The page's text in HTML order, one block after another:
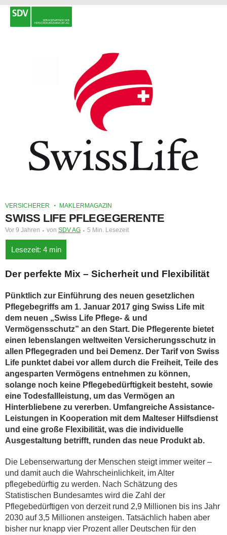
VERSICHERER MAKLERMAGAZIN
SWISS LIFE PFLEGEGERENTE
Vor 9 Jahren von SDV AG 5 Min. Lesezeit
Der perfekte Mix – Sicherheit und Flexibilität
Pünktlich zur Einführung des neuen gesetzlichen
Pflegebegriffs am 1. Januar 2017 ging Swiss Life mit
dem neuen „Swiss Life Pflege- & und
Vermögensschutz” an den Start. Die Pflegerente bietet
einen lebenslangen weltweiten Versicherungsschutz in
allen Pflegegraden und bei Demenz. Der Tarif von Swiss
Life punktet dabei vor allem durch die Freiheit, Teile des
angesparten Vermögens entnehmen zu können,
solange noch keine Pflegebedürftigkeit besteht, sowie
eine Todesfallleistung, um das Vermögen an
Hinterbliebene zu vererben. Umfangreiche Assistance-
Leistungen in Kooperation mit dem Malteser Hilfsdienst
und eine große Flexibilität, was die individuelle
Ausgestaltung betrifft, runden das neue Produkt ab.
Die Lebenserwartung der Menschen steigt immer weiter –
und damit auch die Wahrscheinlichkeit, im Alter
pflegebedürftig zu werden. Nach Schätzung des
Statistischen Bundesamtes wird die Zahl der
Pflegebedürftigen von derzeit rund 2,9 Millionen bis ins Jahr
2030 auf 3,5 Millionen ansteigen. Tatsächlich haben aber
bisher nur knapp vier Prozent aller Deutschen für den